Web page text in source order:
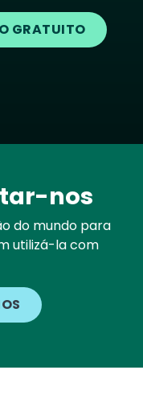
GRATUITO
nos
do mundo para
utilizá-la com